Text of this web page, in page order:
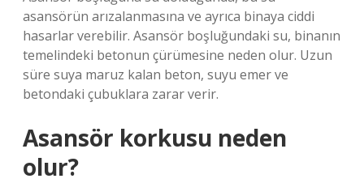
asansörün arızalanmasına ve ayrıca binaya ciddi
hasarlar verebilir. Asansör boşluğundaki su, binanın
temelindeki betonun çürümesine neden olur. Uzun
süre suya maruz kalan beton, suyu emer ve
betondaki çubuklara zarar verir.
Asansör korkusu neden
olur?